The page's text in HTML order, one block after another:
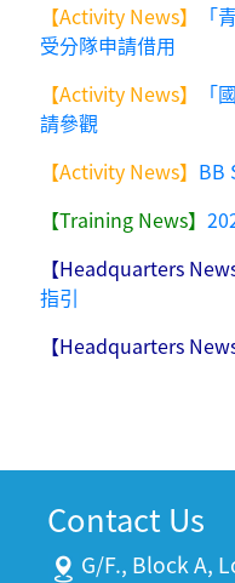
【Activity News】
「
受分隊申請借用
【Activity News】
「
請參觀
【Activity News】 BB
【Training News】
【Headquarters News
指引
【Headquarters News
Contact Us
G/F., Block A,